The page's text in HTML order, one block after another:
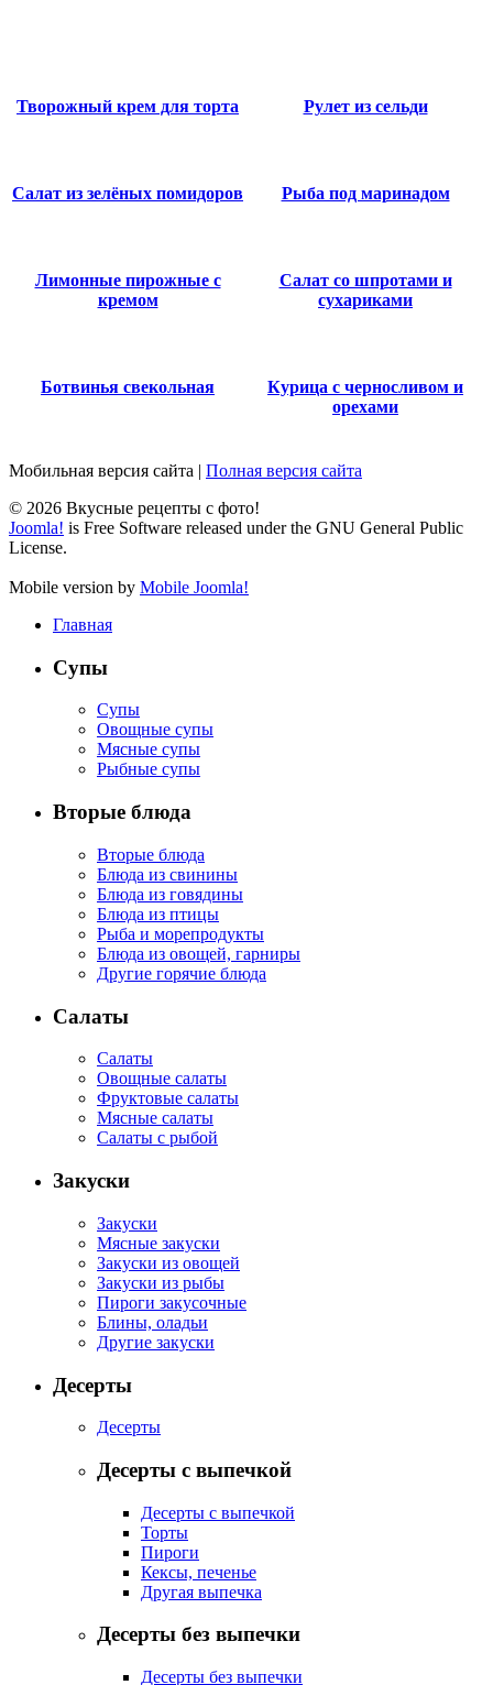
Творожный крем для торта Рулет из сельди
Салат из зелёных помидоров Рыба под маринадом
Лимонные пирожные с
кремом
Салат со шпротами и
сухариками
Ботвинья свекольная
Курица с черносливом и
орехами
Мобильная версия сайта | Полная версия сайта
© 2026 Вкусные рецепты с фото!
Joomla! is Free Software released under the GNU General Public
License.
Mobile version by Mobile Joomla!
Главная
Супы
Супы
Овощные супы
Мясные супы
Рыбные супы
Вторые блюда
Вторые блюда
Блюда из свинины
Блюда из говядины
Блюда из птицы
Рыба и морепродукты
Блюда из овощей, гарниры
Другие горячие блюда
Салаты
Салаты
Овощные салаты
Фруктовые салаты
Мясные салаты
Салаты с рыбой
Закуски
Закуски
Мясные закуски
Закуски из овощей
Закуски из рыбы
Пироги закусочные
Блины, оладьи
Другие закуски
Десерты
Десерты
Десерты с выпечкой
Десерты с выпечкой
Торты
Пироги
Кексы, печенье
Другая выпечка
Десерты без выпечки
Десерты без выпечки